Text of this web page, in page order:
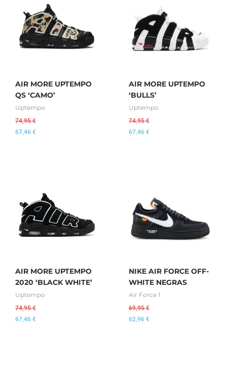
AIR MORE UPTEMPO
QS ‘CAMO’
Uptempo
74,95€
67,46 €
AIR MORE UPTEMPO
‘BULLS’
Uptempo
74,95€
67,46 €
AIR MORE UPTEMPO
2020 ‘BLACK WHITE’
Uptempo
74,95€
67,46 €
NIKE AIR FORCE OFF-
WHITE NEGRAS
Air Force 1
69,95€
62,96 €